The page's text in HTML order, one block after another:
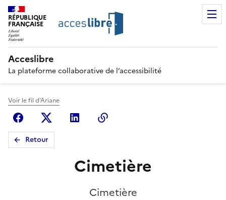
RÉPUBLIQUE
FRANÇAISE
Acceslibre
La plateforme collaborative de l’accessibilité
Voir le fil d'Ariane
FacebookX (anciennement Twitter)
Linkedin
Retour
Cimetière
Cimetière